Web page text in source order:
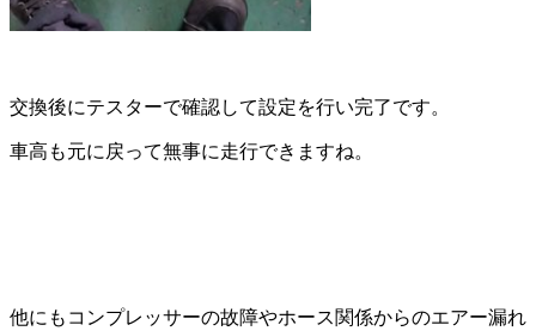
交換後にテスターで確認して設定を行い完了です。
車高も元に戻って無事に走行できますね。
他にもコンプレッサーの故障やホース関係からのエアー漏れ